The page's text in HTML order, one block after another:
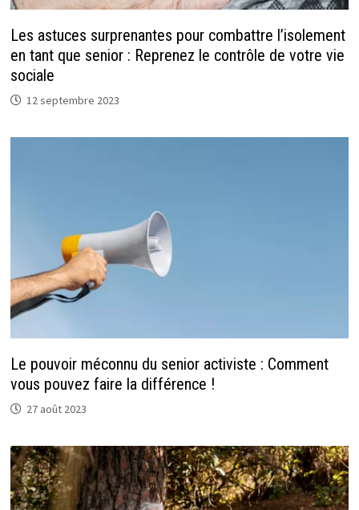
Les astuces surprenantes pour combattre l’isolement
en tant que senior : Reprenez le contrôle de votre vie
sociale
12 septembre 2023
Le pouvoir méconnu du senior activiste : Comment
vous pouvez faire la différence !
27 août 2023